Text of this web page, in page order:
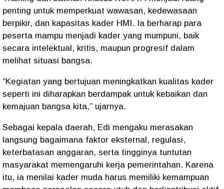
penting untuk memperkuat wawasan, kedewasaan
berpikir, dan kapasitas kader HMI. Ia berharap para
peserta mampu menjadi kader yang mumpuni, baik
secara intelektual, kritis, maupun progresif dalam
melihat situasi bangsa.
“Kegiatan yang bertujuan meningkatkan kualitas kader
seperti ini diharapkan berdampak untuk kebaikan dan
kemajuan bangsa kita,” ujarnya.
Sebagai kepala daerah, Edi mengaku merasakan
langsung bagaimana faktor eksternal, regulasi,
keterbatasan anggaran, serta tingginya tuntutan
masyarakat memengaruhi kerja pemerintahan. Karena
itu, ia menilai kader muda harus memiliki kemampuan